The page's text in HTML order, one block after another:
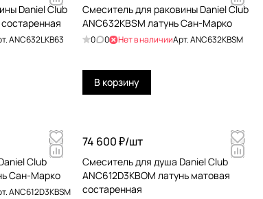
Daniel Club
ANC632LKB63
Смеситель для раковины Daniel Club
ANC632KBSM латунь Сан-Марко
0 0 Нет в наличииАрт.ANC632KBSM
В корзину
Club
Сан-Марко
ANC612D3KBSM
74 600 ₽/шт
Смеситель для душа Daniel Club
ANC612D3KBOM латунь матовая
состаренная